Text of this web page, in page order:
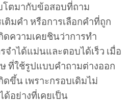
โตมากับข้อสอบที่ถาม
ติมคำ หรือการเลือกคำที่ถูก
ดความเคยชินว่าการทำ
ำได้แม่นและตอบได้เร็ว เมื่อ
ที่ใช้รูปแบบคำถามต่างออก
ขึ้น เพราะกรอบเดิมไม่
อย่างที่เคยเป็น